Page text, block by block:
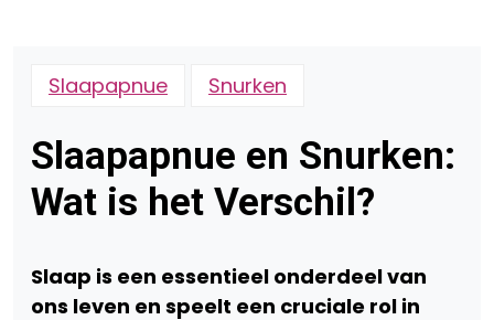
Slaapapnue Snurken
Slaapapnue en Snurken:
Wat is het Verschil?
Slaap is een essentieel onderdeel van
ons leven en speelt een cruciale rol in